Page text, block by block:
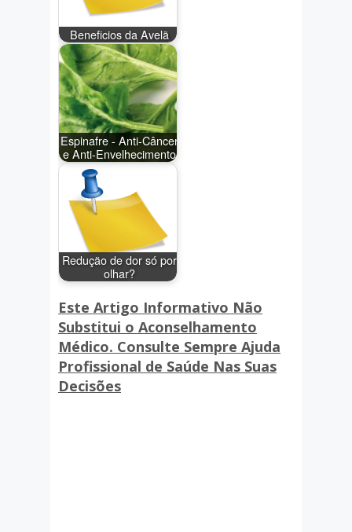
Beneficios da Avelã
Espinafre - Anti-Câncer
e Anti-Envelhecimento
Redução de dor só por
olhar?
Este Artigo Informativo Não
Substitui o Aconselhamento
Médico. Consulte Sempre Ajuda
Profissional de Saúde Nas Suas
Decisões